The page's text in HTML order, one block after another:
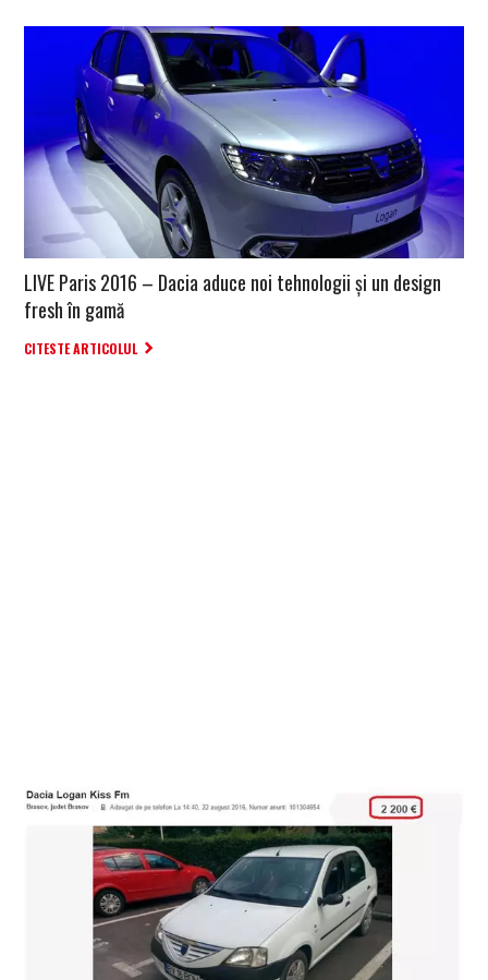
LIVE Paris 2016 – Dacia aduce noi tehnologii și un design
fresh în gamă
CITESTE ARTICOLUL